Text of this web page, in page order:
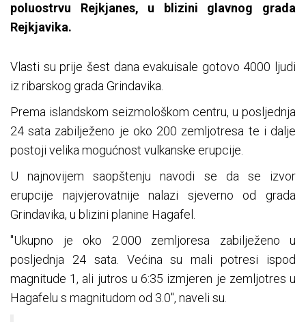
poluostrvu Rejkjanes, u blizini glavnog grada
Rejkjavika.
Vlasti su prije šest dana evakuisale gotovo 4000 ljudi
iz ribarskog grada Grindavika.
Prema islandskom seizmološkom centru, u posljednja
24 sata zabilježeno je oko 200 zemljotresa te i dalje
postoji velika mogućnost vulkanske erupcije.
U najnovijem saopštenju navodi se da se izvor
erupcije najvjerovatnije nalazi sjeverno od grada
Grindavika, u blizini planine Hagafel.
"Ukupno je oko 2.000 zemljoresa zabilježeno u
posljednja 24 sata. Većina su mali potresi ispod
magnitude 1, ali jutros u 6:35 izmjeren je zemljotres u
Hagafelu s magnitudom od 3.0", naveli su.